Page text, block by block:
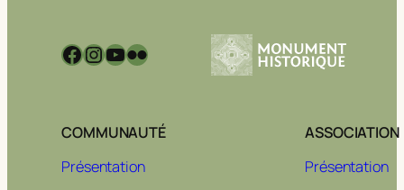
Facebook
Instagram
YouTube
Flickr
COMMUNAUTÉ
Présentation
ASSOCIATION
Présentation